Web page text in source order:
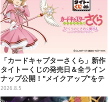
「カードキャプターさくら」新作
タイトーくじの発売日＆全ライン
ナップ公開！"メイクアップ"をテ
ーマに、日常でも使いたくなるア
イテムがズラリ
2026.8.5